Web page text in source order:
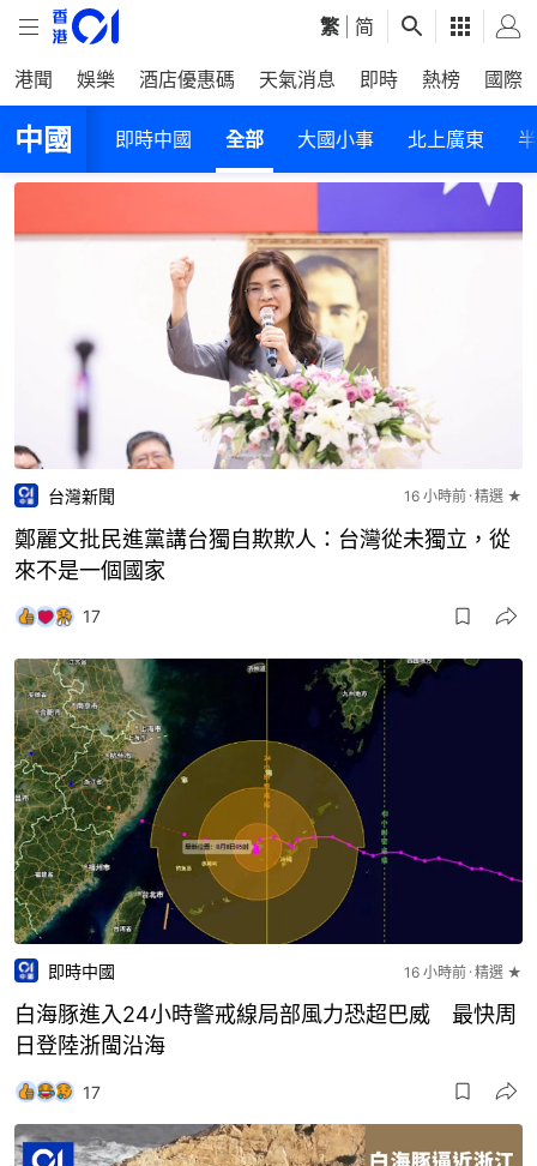
繁 简
港聞 娛樂 酒店優惠碼 天氣消息 即時 熱榜 國際
中國 即時中國 全部 大國小事 北上廣東
台灣新聞 16 小時前 精選 ★
鄭麗文批民進黨講台獨自欺欺人：台灣從未獨立，從
來不是一個國家
17
即時中國 16 小時前 精選 ★
白海豚進入24小時警戒線局部風力恐超巴威 最快周
日登陸浙閩沿海
17